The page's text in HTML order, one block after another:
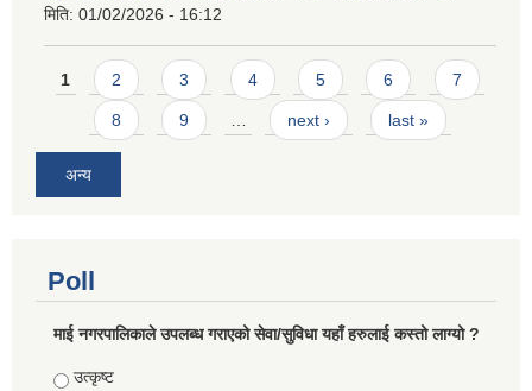
मिति: 01/02/2026 - 16:12
Pages
1 2 3 4 5 6 7
8 9 next › last »
अन्य
Poll
माई नगरपालिकाले उपलब्ध गराएको सेवा/सुविधा यहाँ हरुलाई कस्तो लाग्यो ?
Choices
उत्कृष्ट